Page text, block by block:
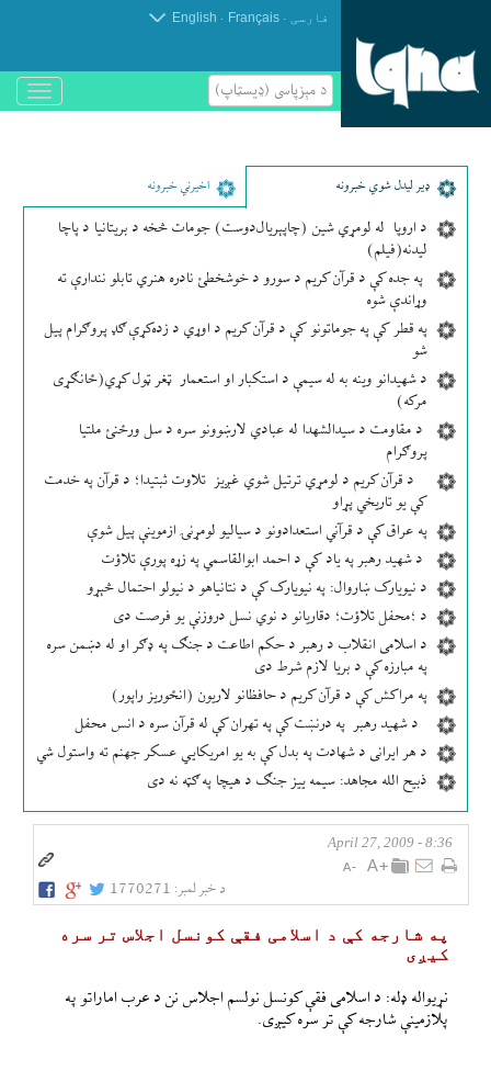
فارسی .
Français
.
English
د مېزپاسى (ډیسټاپ)
باز
و
ډير لیدل شوي خبرونه اخیرني خبرونه
د اروپا له لومړي شین (چاپېریال‌دوست) جومات څخه د بریتانیا د پاچا
لیدنه(فیلم)
په جده کې د قرآن کریم د سورو د خوشخطئ نادره هنري تابلو نندارې ته
وړاندې شوه
په قطر کې په جوماتونو کې د قرآن کریم د اوړي د زده‌کړې ګډ پروګرام پیل
شو
د شهیدانو وینه به له سیمې د استکبار او استعمار ټغر ټول کړي(ځانګړی
مرکه)
د مقاومت د سیدالشهدا له عبادي لارښوونو سره د سل ورځنئ ملتیا
پروګرام
د قرآن کریم د لومړي ترتیل شوي غږیز تلاوت ثبتیدا؛ د قرآن په خدمت
کې یو تاریخي پړاو
په عراق کې د قرآني استعدادونو د سیالیو لومړنۍ ازموینې پیل شوې
د شهید رهبر په یاد کې د احمد ابوالقاسمي په زړه پورې تلاؤت
د نیویارک ښاروال: په نیویارک کې د نتانیاهو د نیولو احتمال څېړو
د ؛محفل تلاؤت؛ دقاریانو د نوي نسل دروزنې یو فرصت دی
د اسلامی انقلاب د رهبر د حکم اطاعت د جنګ په ډګر او له دښمن سره
په مبارزه کې د بریا لازم شرط دی
په مراکش کې د قرآن کریم د حافظانو لاریون (انځوریز راپور)
د شهید رهبر په درنښت کې په تهران کې له قرآن سره د انس محفل
د هر ایرانی د شهادت په بدل کې به یو امریکایي عسکر جهنم ته واستول شي
ذبیح الله مجاهد: سیمه ییز جنګ د هیچا په ګټه نه دی
8:36 - April 27, 2009
د خبر لمبر: 1770271
په شارجه كې د اسلامی فقې كونسل اجلاس تر سره
كیږی
نړيواله ډله: د اسلامی فقې كونسل نولسم اجلاس نن د عرب اماراتو په
پلازمينې شارجه كې تر سره كیږی.